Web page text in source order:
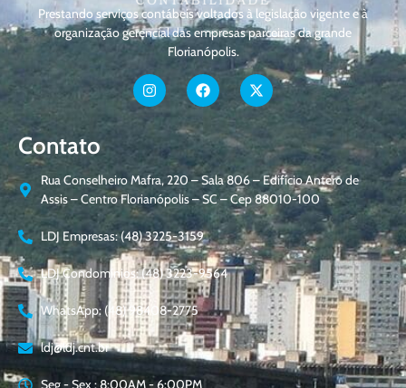
Prestando serviços contábeis voltados à legislação vigente e à
organização gerencial das empresas parceiras da grande
Florianópolis.
Contato
Rua Conselheiro Mafra, 220 – Sala 806 – Edifício Antero de
Assis – Centro Florianópolis – SC – Cep 88010-100
LDJ Empresas: (48) 3225-3159
LDJ Condomínios: (48) 3223-9564
WhatsApp: (48) 98408-2775
ldj@ldj.cnt.br
Seg - Sex : 8:00AM - 6:00PM